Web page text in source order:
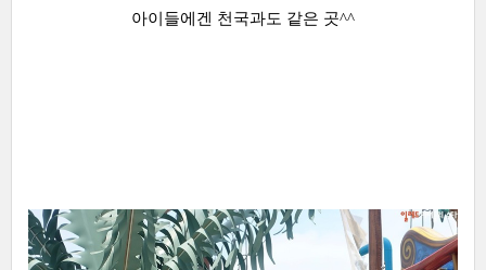
아이들에겐 천국과도 같은 곳^^